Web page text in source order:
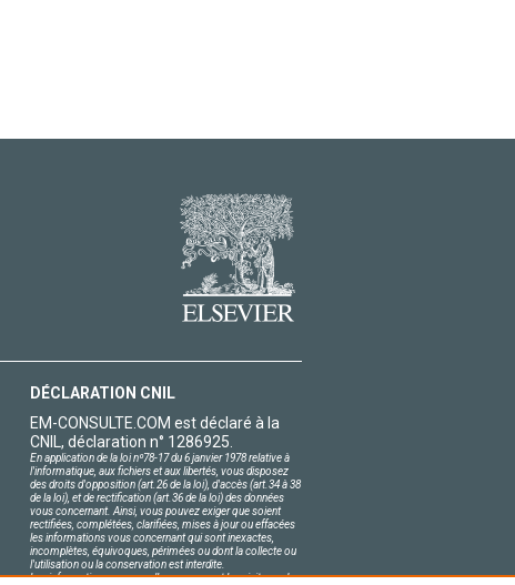
DÉCLARATION CNIL
EM-CONSULTE.COM est déclaré à la
CNIL, déclaration n° 1286925.
En application de la loi nº78-17 du 6 janvier 1978 relative à
l'informatique, aux fichiers et aux libertés, vous disposez
des droits d'opposition (art.26 de la loi), d'accès (art.34 à 38
de la loi), et de rectification (art.36 de la loi) des données
vous concernant. Ainsi, vous pouvez exiger que soient
rectifiées, complétées, clarifiées, mises à jour ou effacées
les informations vous concernant qui sont inexactes,
incomplètes, équivoques, périmées ou dont la collecte ou
l'utilisation ou la conservation est interdite.
Les informations personnelles concernant les visiteurs de